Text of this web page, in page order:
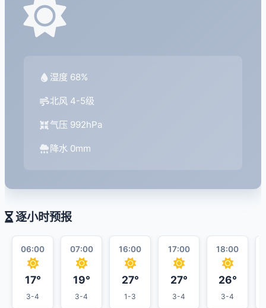
湿度 68%
北风 4-5级
气压 992hPa
降水 0mm
逐小时预报
06:00
17°
3-4
07:00
19°
3-4
16:00
27°
1-3
17:00
27°
3-4
18:00
26°
3-4